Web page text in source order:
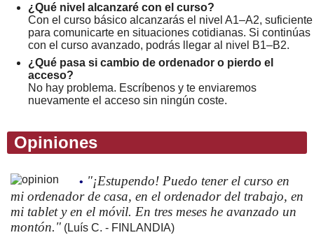
¿Qué nivel alcanzaré con el curso?
Con el curso básico alcanzarás el nivel A1–A2, suficiente
para comunicarte en situaciones cotidianas. Si continúas
con el curso avanzado, podrás llegar al nivel B1–B2.
¿Qué pasa si cambio de ordenador o pierdo el
acceso?
No hay problema. Escríbenos y te enviaremos
nuevamente el acceso sin ningún coste.
Opiniones
• "¡Estupendo! Puedo tener el curso en
mi ordenador de casa, en el ordenador del trabajo, en
mi tablet y en el móvil. En tres meses he avanzado un
montón." (Luís C. - FINLANDIA)